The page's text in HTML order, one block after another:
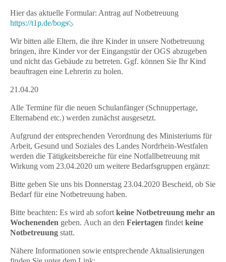
Hier das aktuelle Formular: Antrag auf Notbetreuung
https://t1p.de/bogs
Wir bitten alle Eltern, die ihre Kinder in unsere Notbetreuung
bringen, ihre Kinder vor der Eingangstür der OGS abzugeben
und nicht das Gebäude zu betreten. Ggf. können Sie Ihr Kind
beauftragen eine Lehrerin zu holen.
21.04.20
Alle Termine für die neuen Schulanfänger (Schnuppertage,
Elternabend etc.) werden zunächst ausgesetzt.
Aufgrund der entsprechenden Verordnung des Ministeriums für
Arbeit, Gesund und Soziales des Landes Nordrhein-Westfalen
werden die Tätigkeitsbereiche für eine Notfallbetreuung mit
Wirkung vom 23.04.2020 um weitere Bedarfsgruppen ergänzt:
Bitte geben Sie uns bis Donnerstag 23.04.2020 Bescheid, ob Sie
Bedarf für eine Notbetreuung haben.
Bitte beachten: Es wird ab sofort keine Notbetreuung mehr an
Wochenenden geben. Auch an den Feiertagen findet keine
Notbetreuung statt.
Nähere Informationen sowie entsprechende Aktualisierungen